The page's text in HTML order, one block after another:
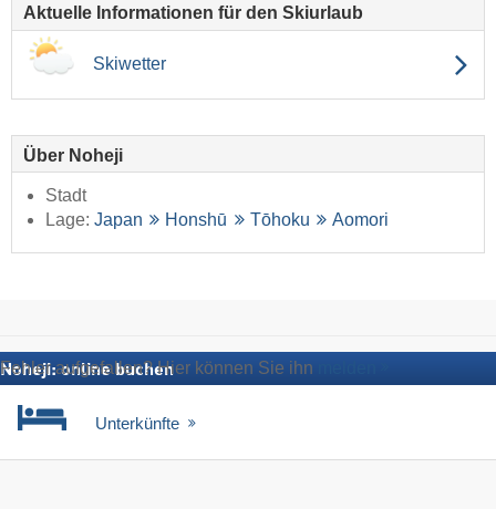
Aktuelle Informationen für den Skiurlaub
Skiwetter
Über Noheji
Stadt
Lage: Japan Honshū Tōhoku Aomori
Fehler aufgefallen? Hier können Sie ihn
Noheji: online buchen
Unterkünfte